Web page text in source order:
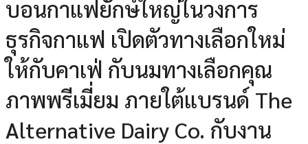
บอนกาแฟยักษ์ใหญ่ในวงการ
ธุรกิจกาแฟ เปิดตัวทางเลือกใหม่
ให้กับคาเฟ่ กับนมทางเลือกคุณ
ภาพพรีเมี่ยม ภายใต้แบรนด์ The
Alternative Dairy Co. กับงาน